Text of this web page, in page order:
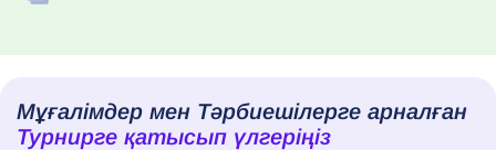
Мұғалімдер мен Тәрбиешілерге арналған
Турнирге қатысып үлгеріңіз